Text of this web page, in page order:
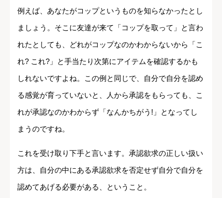
例えば、あなたがコップというものを知らなかったとし
ましょう。そこに友達が来て「コップを取って」と言わ
れたとしても、どれがコップなのかわからないから「こ
れ? これ?」と手当たり次第にアイテムを確認するかも
しれないですよね。この例と同じで、自分で自分を認め
る感覚が育っていないと、人から承認をもらっても、こ
れが承認なのかわからず「なんかちがう!」となってし
まうのですね。
これを受け取り下手と言います。承認欲求の正しい扱い
方は、自分の中にある承認欲求を否定せず自分で自分を
認めてあげる必要がある、ということ。